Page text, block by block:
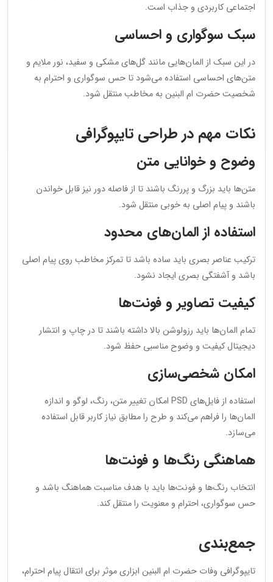
اجتماعی کاربردی و جذاب است.
سبک سوگواری و احساسی
در این سبک از المان‌هایی مانند گل‌های مشکی و سفید، نور ملایم و
متن‌های احساسی استفاده می‌شود تا حس سوگواری و احترام به
شخصیت حضرت ام البنین به مخاطب منتقل شود.
نکات مهم در طراحی تایپوگرافی
وضوح و خوانایی متن
متن‌ها باید بزرگ و پررنگ باشند تا از فاصله دور نیز قابل خواندن
باشند و پیام اصلی به خوبی منتقل شود.
استفاده از المان‌های محدود
ترکیب عناصر بصری باید ساده باشد تا تمرکز مخاطب روی پیام اصلی
باشد و آشفتگی بصری ایجاد نشود.
کیفیت تصاویر و فونت‌ها
تمام المان‌ها باید رزولوشن بالا داشته باشند تا در چاپ و انتشار
دیجیتال کیفیت و وضوح مناسبی حفظ شود.
امکان شخصی‌سازی
استفاده از فایل‌های PSD امکان تغییر متن، رنگ، لوگو و اندازه
المان‌ها را فراهم می‌کند و طرح را مطابق نیاز کاربر قابل استفاده
می‌سازد.
هماهنگی رنگ‌ها و فونت‌ها
انتخاب رنگ‌ها و فونت‌ها باید با هدف مناسبت هماهنگ باشد و
حس سوگواری، احترام و معنویت را منتقل کند.
جمع‌بندی
تایپوگرافی وفات حضرت ام البنین ابزاری موثر برای انتقال پیام احترام،